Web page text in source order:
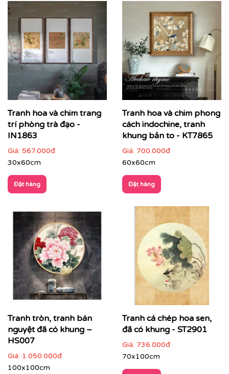
Tông màu trầm ấm
: Be, nâu, vàng nghệ, xám
khói… tạo cảm giác ấm cúng, dễ chịu.
Họa tiết tinh tế: hoa văn sen, rồng phượng, cảnh
làng quê, cây cối thanh nhã, mang đậm văn hóa Á
Đông.
Bố cục cân đối – tinh giản
: dễ dàng kết hợp với
nhiều phong cách nội thất từ cổ điển, bán cổ điển
Chất liệu mộc mạc nhưng tinh xảo: gợi nhớ không
gian Indochine xưa, nâng tầm gu thẩm mỹ cho
không gian sống và làm việc.
Tranh hoa và chim trang
trí phòng trà đạo -
IN1863
Giá: 567.000đ
30x60cm
Đặt hàng
Tranh hoa và chim phong
cách indochine, tranh
khung bản to - KT7865
Giá: 700.000đ
60x60cm
Đặt hàng
Tranh tròn, tranh bán
nguyệt đã có khung –
HS007
Giá: 1.050.000đ
100x100cm
Tranh cá chép hoa sen,
đã có khung - ST2901
Giá: 736.000đ
70x100cm